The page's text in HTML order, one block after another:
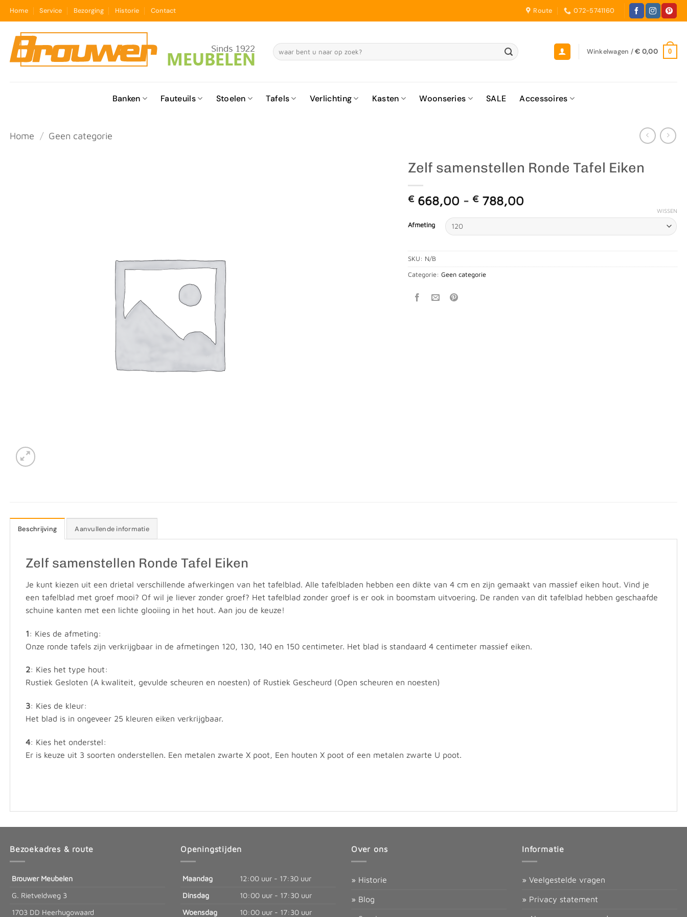
inhoud
Home Service Bezorging Historie Contact Route 072-5741160
Zoeken
naar:
Winkelwagen /€ 0,00 0
Banken Fauteuils Stoelen Tafels Verlichting Kasten Woonseries SALE Accessoires
Home / Geen categorie
Zelf samenstellen Ronde Tafel Eiken
€ 668,00 - € 788,00
€ 788,00
Afmeting
WISSEN
SKU: N/B
Categorie:Geen categorie
Beschrijving Aanvullende informatie
Zelf samenstellen Ronde Tafel Eiken
Je kunt kiezen uit een drietal verschillende afwerkingen van het tafelblad. Alle tafelbladen hebben een dikte van 4 cm en zijn gemaakt van massief eiken hout. Vind je
een tafelblad met groef mooi? Of wil je liever zonder groef? Het tafelblad zonder groef is er ook in boomstam uitvoering. De randen van dit tafelblad hebben geschaafde
schuine kanten met een lichte glooiing in het hout. Aan jou de keuze!
1: Kies de afmeting:
Onze ronde tafels zijn verkrijgbaar in de afmetingen 120, 130, 140 en 150 centimeter. Het blad is standaard 4 centimeter massief eiken.
2: Kies het type hout:
Rustiek Gesloten (A kwaliteit, gevulde scheuren en noesten) of Rustiek Gescheurd (Open scheuren en noesten)
3: Kies de kleur:
Het blad is in ongeveer 25 kleuren eiken verkrijgbaar.
4: Kies het onderstel:
Er is keuze uit 3 soorten onderstellen. Een metalen zwarte X poot, Een houten X poot of een metalen zwarte U poot.
Bezoekadres & route
Brouwer Meubelen
G. Rietveldweg 3
1703 DD Heerhugowaard
Openingstijden
Maandag
12:00 uur - 17:30 uur
Dinsdag
10:00 uur - 17:30 uur
Woensdag
10:00 uur - 17:30 uur
Over ons
» Historie
» Blog
Informatie
» Veelgestelde vragen
» Privacy statement